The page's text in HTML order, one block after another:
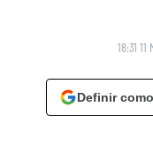
18:31 11
Definir